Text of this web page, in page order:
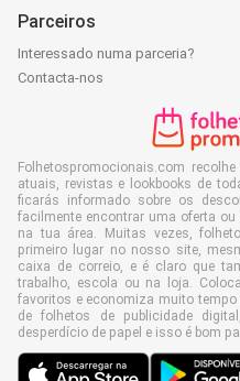
Parceiros
Interessado numa parceria?
Contacta-nos
Folhetospromocionais.com
atuais, revistas e lookbooks de
ficarás informado sobre os
facilmente encontrar uma oferta
na tua área. Muitas vezes,
primeiro lugar no nosso site,
caixa de correio, e é claro que
trabalho, escola ou na loja.
favoritos e economiza muito
de folhetos de publicidade
desperdício de papel e isso é bom